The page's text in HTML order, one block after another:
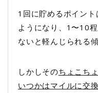
1回に貯めるポイン
ようになり、1〜10
ないと軽んじられる
しかしそのちょこち
いつかはマイルに交換